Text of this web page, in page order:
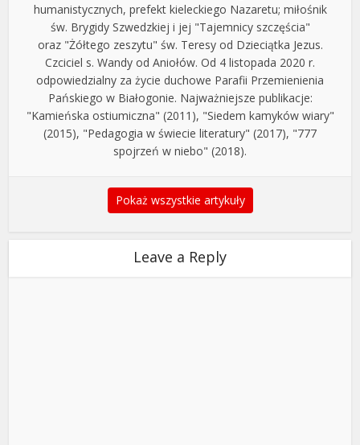
humanistycznych, prefekt kieleckiego Nazaretu; miłośnik
św. Brygidy Szwedzkiej i jej "Tajemnicy szczęścia"
oraz "Żółtego zeszytu" św. Teresy od Dzieciątka Jezus.
Czciciel s. Wandy od Aniołów. Od 4 listopada 2020 r.
odpowiedzialny za życie duchowe Parafii Przemienienia
Pańskiego w Białogonie. Najważniejsze publikacje:
"Kamieńska ostiumiczna" (2011), "Siedem kamyków wiary"
(2015), "Pedagogia w świecie literatury" (2017), "777
spojrzeń w niebo" (2018).
Pokaż wszystkie artykuły
Leave a Reply